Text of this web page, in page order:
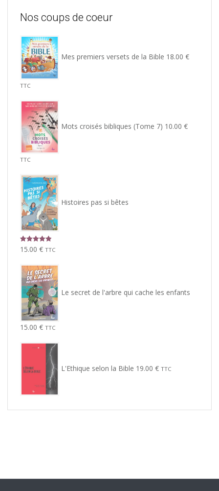
Nos coups de coeur
Mes premiers versets de la Bible 18.00 €
TTC
Mots croisés bibliques (Tome 7) 10.00 €
TTC
Histoires pas si bêtes
Note5.00
15.00 € TTC
Le secret de l'arbre qui cache les enfants
15.00 € TTC
L'Ethique selon la Bible 19.00 € TTC